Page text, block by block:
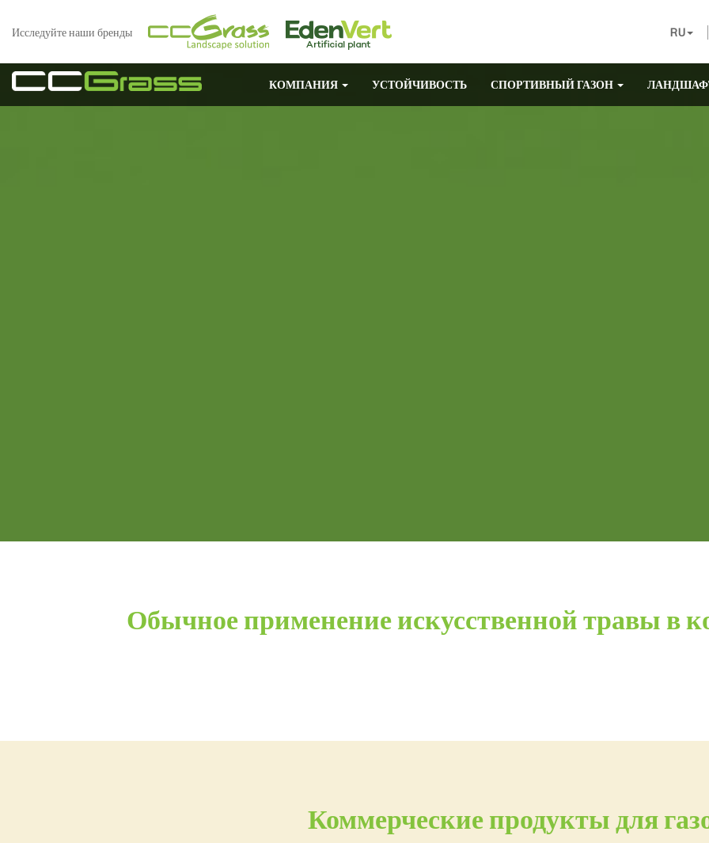
Исследуйте наши бренды RU
КОМПАНИЯ УСТОЙЧИВОСТЬ СПОРТИВНЫЙ ГАЗОН
Обычное применение искусственной травы в
Коммерческие продукты для